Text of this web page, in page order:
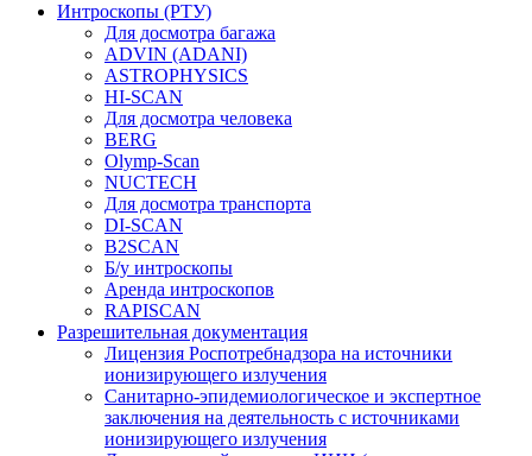
Интроскопы (РТУ)
Для досмотра багажа
ADVIN (ADANI)
ASTROPHYSICS
HI-SCAN
Для досмотра человека
BERG
Olymp-Scan
NUCTECH
Для досмотра транспорта
DI-SCAN
B2SCAN
Б/у интроскопы
Аренда интроскопов
RAPISCAN
Разрешительная документация
Лицензия Роспотребнадзора на источники
ионизирующего излучения
Санитарно-эпидемиологическое и экспертное
заключения на деятельность с источниками
ионизирующего излучения